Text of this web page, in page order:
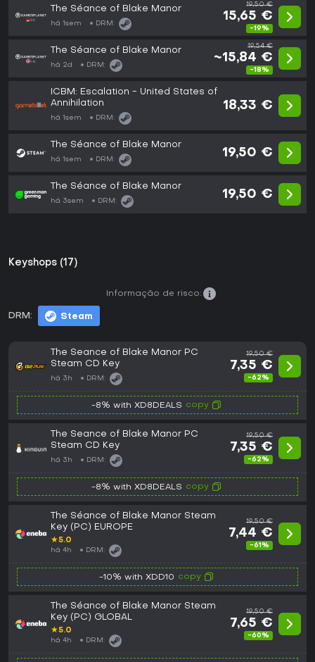
The Séance of Blake Manor
há 1sem DRM:
19,50 €
15,65 €
-19%
The Séance of Blake Manor
há 2d DRM:
19,54 €
~15,84 €
-18%
ICBM: Escalation - United States of
Annihilation
há 1sem DRM:
18,33 €
The Séance of Blake Manor
há 1sem DRM:
19,50 €
The Séance of Blake Manor
há 3sem DRM:
19,50 €
Keyshops (17)
DRM: Steam
Informação de risco:
The Seance of Blake Manor PC
Steam CD Key
há 3h DRM:
19,50 €
7,35 €
-62%
-8% with XD8DEALS copy
The Seance of Blake Manor PC
Steam CD Key
há 3h DRM:
19,50 €
7,35 €
-62%
-8% with XD8DEALS copy
The Séance of Blake Manor Steam
Key (PC) EUROPE
★5.0
há 4h DRM:
19,50 €
7,44 €
-61%
-10% with XDD10 copy
The Séance of Blake Manor Steam
Key (PC) GLOBAL
★5.0
há 4h DRM:
19,50 €
7,65 €
-60%